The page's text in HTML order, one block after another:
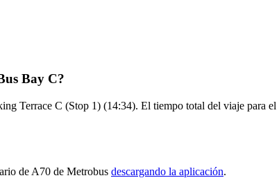
Bay C?
Terrace C (Stop 1) (14:34). El tiempo total del viaje para
de A70 de Metrobus descargando la aplicación.